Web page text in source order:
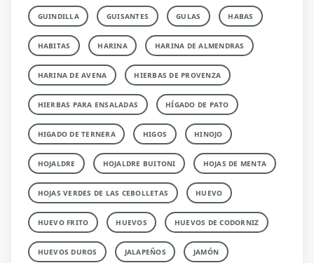
GUINDILLA GUISANTES GULAS HABAS
HABITAS HARINA HARINA DE ALMENDRAS
HARINA DE AVENA HIERBAS DE PROVENZA
HIERBAS PARA ENSALADAS HÍGADO DE PATO
HIGADO DE TERNERA HIGOS HINOJO
HOJALDRE HOJALDRE BUITONI HOJAS DE MENTA
HOJAS VERDES DE LAS CEBOLLETAS HUEVO
HUEVO FRITO HUEVOS HUEVOS DE CODORNIZ
HUEVOS DUROS JALAPEÑOS JAMÓN